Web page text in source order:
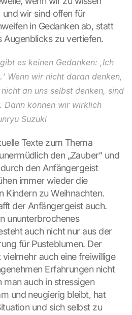
wir sind offen für
in Gedanken ab, statt
Augenblicks zu vertiefen.
es keinen Gedanken: ,Ich
Wenn wir nicht daran denken,
an uns selbst denken, sind
Dann können wir wirklich
Suzuki
Texte zum Thema
den „Zauber“ und
den Anfängergeist
immer wieder die
Kindern zu Weihnachten.
der Anfängergeist auch.
ununterbrochenes
auch nicht nur aus der
für Pusteblumen. Der
auch eine freiwillige
Erfahrungen nicht
man auch in stressigen
und neugierig bleibt, hat
und sich selbst zu